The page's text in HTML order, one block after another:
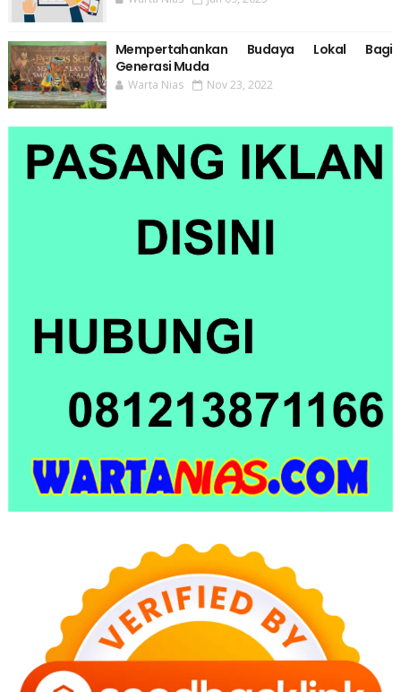
Mempertahankan Budaya Lokal Bagi
Generasi Muda
Warta Nias Nov 23, 2022